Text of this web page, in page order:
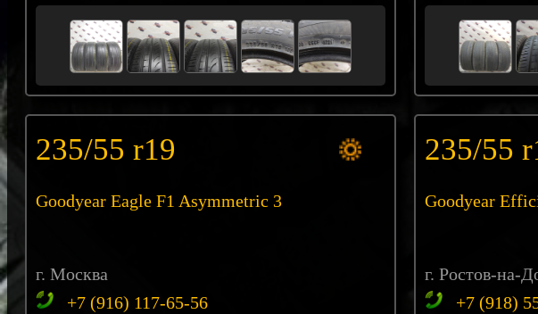
235/55 r19
Goodyear Eagle F1 Asymmetric 3
г. Москва
+7 (916) 117-65-56
235/55
Goodyear
г. Ростов-на-
+7 (918)